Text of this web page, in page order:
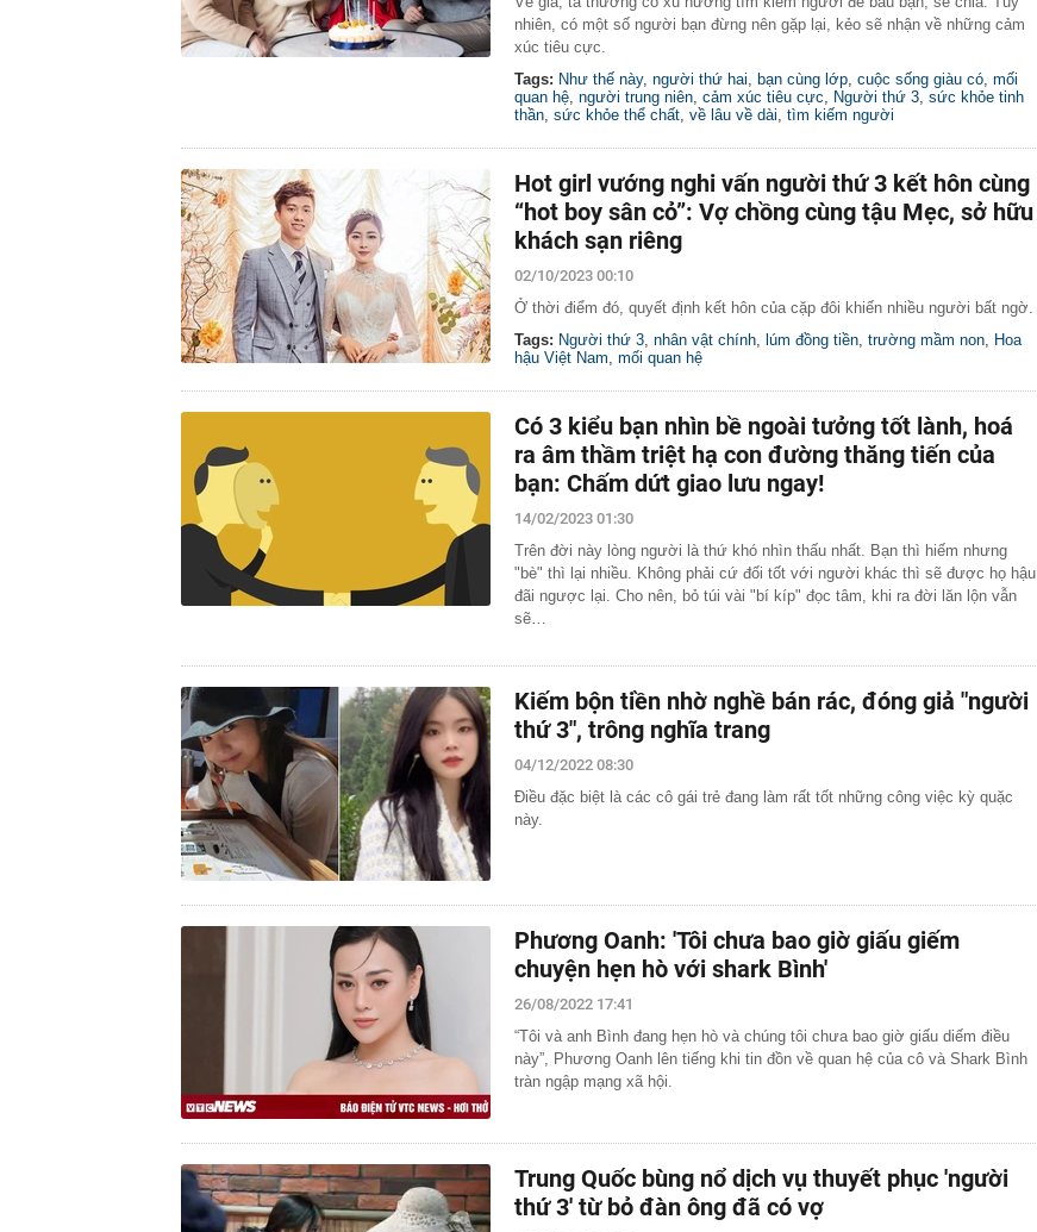
nhiên, có một số người bạn đừng nên gặp lại, kẻo sẽ nhận về những cảm
xúc tiêu cực.
Tags: Như thế này, người thứ hai, bạn cùng lớp, cuộc sống giàu có, mối
quan hệ, người trung niên, cảm xúc tiêu cực, Người thứ 3, sức khỏe tinh
thần, sức khỏe thể chất, về lâu về dài, tìm kiếm người
Hot girl vướng nghi vấn người thứ 3 kết hôn cùng
“hot boy sân cỏ”: Vợ chồng cùng tậu Mẹc, sở hữu
khách sạn riêng
02/10/2023 00:10
Ở thời điểm đó, quyết định kết hôn của cặp đôi khiến nhiều người bất ngờ.
Tags: Người thứ 3, nhân vật chính, lúm đồng tiền, trường mầm non, Hoa
hậu Việt Nam, mối quan hệ
Có 3 kiểu bạn nhìn bề ngoài tưởng tốt lành, hoá
ra âm thầm triệt hạ con đường thăng tiến của
bạn: Chấm dứt giao lưu ngay!
14/02/2023 01:30
Trên đời này lòng người là thứ khó nhìn thấu nhất. Bạn thì hiếm nhưng
"bè" thì lại nhiều. Không phải cứ đối tốt với người khác thì sẽ được họ hậu
đãi ngược lại. Cho nên, bỏ túi vài "bí kíp" đọc tâm, khi ra đời lăn lộn vẫn
sẽ…
Kiếm bộn tiền nhờ nghề bán rác, đóng giả "người
thứ 3", trông nghĩa trang
04/12/2022 08:30
Điều đặc biệt là các cô gái trẻ đang làm rất tốt những công việc kỳ quặc
này.
Phương Oanh: 'Tôi chưa bao giờ giấu giếm
chuyện hẹn hò với shark Bình'
26/08/2022 17:41
“Tôi và anh Bình đang hẹn hò và chúng tôi chưa bao giờ giấu diếm điều
này”, Phương Oanh lên tiếng khi tin đồn về quan hệ của cô và Shark Bình
tràn ngập mạng xã hội.
Trung Quốc bùng nổ dịch vụ thuyết phục 'người
thứ 3' từ bỏ đàn ông đã có vợ